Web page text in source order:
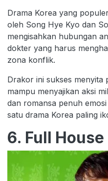
Drama Korea yang
oleh Song Hye Kyo dan
mengisahkan hubungan
dokter yang harus
zona konflik.
Drakor ini sukses menyita
mampu menyajikan aksi
dan romansa penuh
satu drama Korea paling
6. Full House